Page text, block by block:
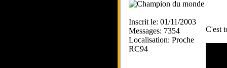
Inscrit le: 01/11/2003
Messages: 7354
Localisation: Proche
RC94
C'est